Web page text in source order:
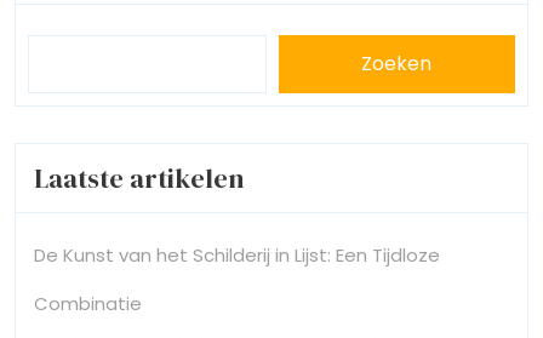
Zoeken
Laatste artikelen
De Kunst van het Schilderij in Lijst: Een Tijdloze
Combinatie